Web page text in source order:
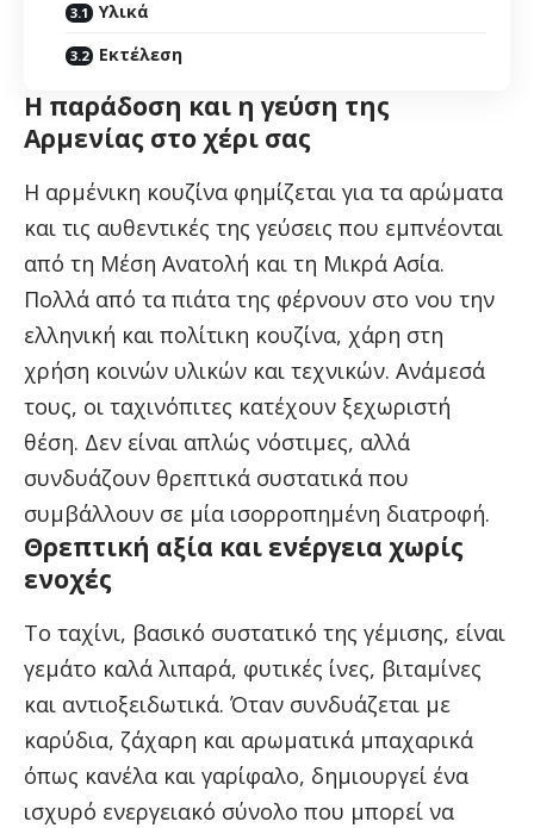
Υλικά
Εκτέλεση
Η παράδοση και η γεύση της
Αρμενίας στο χέρι σας
Η αρμένικη κουζίνα φημίζεται για τα αρώματα
και τις αυθεντικές της γεύσεις που εμπνέονται
από τη Μέση Ανατολή και τη Μικρά Ασία.
Πολλά από τα πιάτα της φέρνουν στο νου την
ελληνική και πολίτικη κουζίνα, χάρη στη
χρήση κοινών υλικών και τεχνικών. Ανάμεσά
τους, οι ταχινόπιτες κατέχουν ξεχωριστή
θέση. Δεν είναι απλώς νόστιμες, αλλά
συνδυάζουν θρεπτικά συστατικά που
συμβάλλουν σε μία ισορροπημένη διατροφή.
Θρεπτική αξία και ενέργεια χωρίς
ενοχές
Το ταχίνι, βασικό συστατικό της γέμισης, είναι
γεμάτο καλά λιπαρά, φυτικές ίνες, βιταμίνες
και αντιοξειδωτικά. Όταν συνδυάζεται με
καρύδια, ζάχαρη και αρωματικά μπαχαρικά
όπως κανέλα και γαρίφαλο, δημιουργεί ένα
ισχυρό ενεργειακό σύνολο που μπορεί να